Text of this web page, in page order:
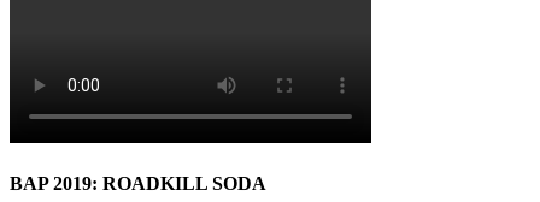
BAP 2019: ROADKILL SODA